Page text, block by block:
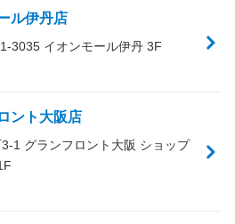
ル伊丹店
3035 イオンモール伊丹 3F
ント大阪店
1 グランフロント大阪 ショップ